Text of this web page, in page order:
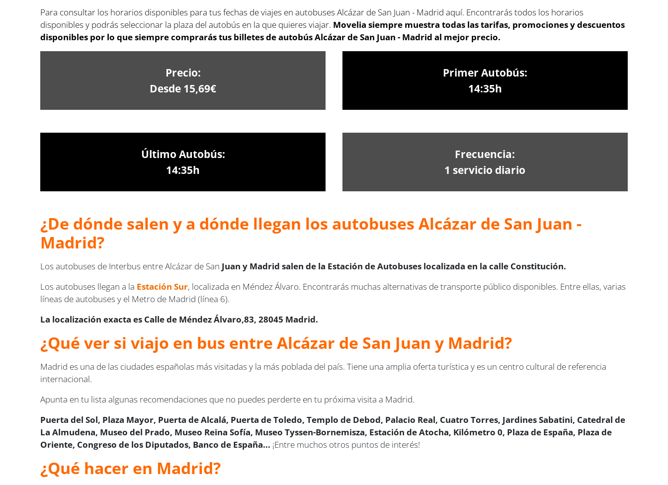
Para consultar los horarios disponibles para tus fechas de viajes en autobuses Alcázar de San Juan - Madrid aquí. Encontrarás todos los horarios
disponibles y podrás seleccionar la plaza del autobús en la que quieres viajar. Movelia siempre muestra todas las tarifas, promociones y descuentos
disponibles por lo que siempre comprarás tus billetes de autobús Alcázar de San Juan - Madrid al mejor precio.
Precio:
Desde 15,69€
Primer Autobús:
14:35h
Último Autobús:
14:35h
Frecuencia:
1 servicio diario
¿De dónde salen y a dónde llegan los autobuses Alcázar de San Juan -
Madrid?
Los autobuses de Interbus entre Alcázar de San Juan y Madrid salen de la Estación de Autobuses localizada en la calle Constitución.
Los autobuses llegan a la Estación Sur, localizada en Méndez Álvaro. Encontrarás muchas alternativas de transporte público disponibles. Entre ellas, varias
líneas de autobuses y el Metro de Madrid (línea 6).
La localización exacta es Calle de Méndez Álvaro,83, 28045 Madrid.
¿Qué ver si viajo en bus entre Alcázar de San Juan y Madrid?
Madrid es una de las ciudades españolas más visitadas y la más poblada del país. Tiene una amplia oferta turística y es un centro cultural de referencia
internacional.
Apunta en tu lista algunas recomendaciones que no puedes perderte en tu próxima visita a Madrid.
Puerta del Sol, Plaza Mayor, Puerta de Alcalá, Puerta de Toledo, Templo de Debod, Palacio Real, Cuatro Torres, Jardines Sabatini, Catedral de
La Almudena, Museo del Prado, Museo Reina Sofía, Museo Tyssen-Bornemisza, Estación de Atocha, Kilómetro 0, Plaza de España, Plaza de
Oriente, Congreso de los Diputados, Banco de España... ¡Entre muchos otros puntos de interés!
¿Qué hacer en Madrid?